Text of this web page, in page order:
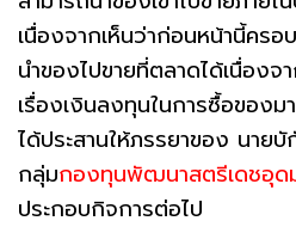
เนื่องจากเห็นว่าก่อนหน้านี้คร
นำของไปขายที่ตลาดได้เนื่อง
เรื่องเงินลงทุนในการซื้อของม
ได้ประสานให้ภรรยาของ นาย
กลุ่มกองทุนพัฒนาสตรีเดชอุด
ประกอบกิจการต่อไป